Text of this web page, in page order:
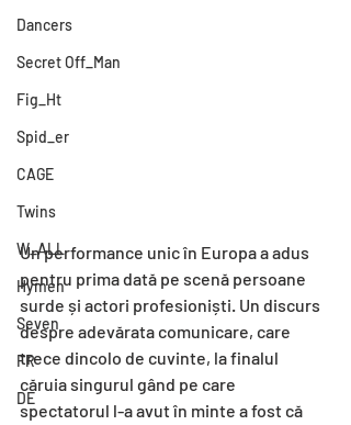
Dancers
Secret Off_Man
Fig_Ht
Spid_er
CAGE
Twins
W_ALL
Hymen
Seven
FR
DE
Un performance unic în Europa a adus
pentru prima dată pe scenă persoane
surde și actori profesioniști. Un discurs
despre adevărata comunicare, care
trece dincolo de cuvinte, la finalul
căruia singurul gând pe care
spectatorul l-a avut în minte a fost că